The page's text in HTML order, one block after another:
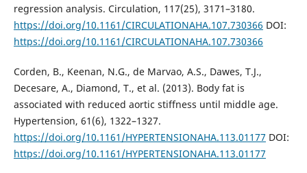
regression analysis. Circulation, 117(25), 3171–3180.
https://doi.org/10.1161/CIRCULATIONAHA.107.730366 DOI:
https://doi.org/10.1161/CIRCULATIONAHA.107.730366
Corden, B., Keenan, N.G., de Marvao, A.S., Dawes, T.J.,
Decesare, A., Diamond, T., et al. (2013). Body fat is
associated with reduced aortic stiffness until middle age.
Hypertension, 61(6), 1322–1327.
https://doi.org/10.1161/HYPERTENSIONAHA.113.01177 DOI:
https://doi.org/10.1161/HYPERTENSIONAHA.113.01177